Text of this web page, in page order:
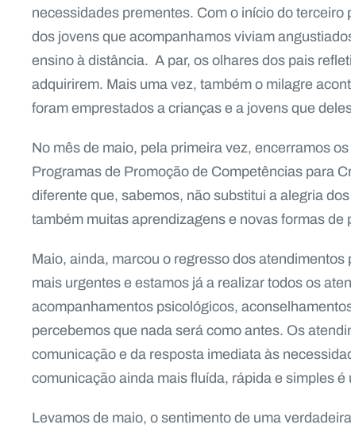
necessidades prementes. Com o início do
dos jovens que acompanhamos viviam
ensino à distância. A par, os olhares dos pais
adquirirem. Mais uma vez, também o milagre
foram emprestados a crianças e a jovens que
No mês de maio, pela primeira vez, encerramos
Programas de Promoção de Competências para
diferente que, sabemos, não substitui a alegria
também muitas aprendizagens e novas formas de
Maio, ainda, marcou o regresso dos
mais urgentes e estamos já a realizar todos os
acompanhamentos psicológicos,
percebemos que nada será como antes. Os
comunicação e da resposta imediata às
comunicação ainda mais fluída, rápida e simples
Levamos de maio, o sentimento de uma